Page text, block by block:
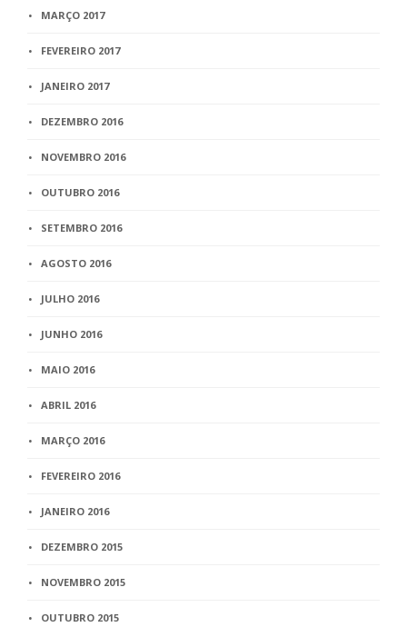
MARÇO 2017
FEVEREIRO 2017
JANEIRO 2017
DEZEMBRO 2016
NOVEMBRO 2016
OUTUBRO 2016
SETEMBRO 2016
AGOSTO 2016
JULHO 2016
JUNHO 2016
MAIO 2016
ABRIL 2016
MARÇO 2016
FEVEREIRO 2016
JANEIRO 2016
DEZEMBRO 2015
NOVEMBRO 2015
OUTUBRO 2015